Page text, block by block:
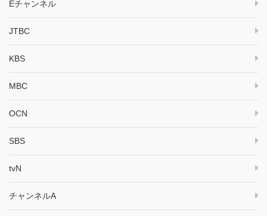
Eチャンネル
JTBC
KBS
MBC
OCN
SBS
tvN
チャンネルA